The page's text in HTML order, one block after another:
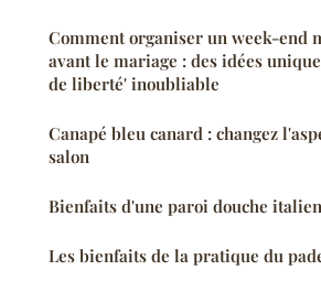
Comment organiser un week-end
avant le mariage : des idées
de liberté' inoubliable
Canapé bleu canard : changez
salon
Bienfaits d'une paroi douche
Les bienfaits de la pratique du